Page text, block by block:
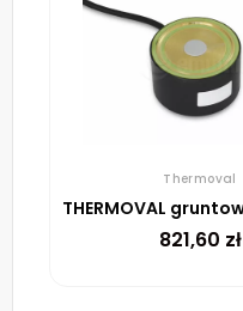
Thermoval
821,60 zł